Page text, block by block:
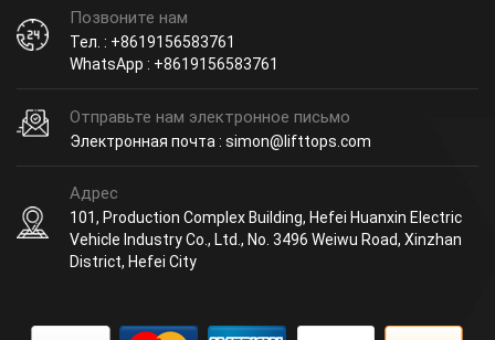
Позвоните нам
Тел. : +8619156583761
WhatsApp : +8619156583761
Отправьте нам электронное письмо
Электронная почта : simon@lifttops.com
Адрес
101, Production Complex Building, Hefei Huanxin Electric
Vehicle Industry Co., Ltd., No. 3496 Weiwu Road, Xinzhan
District, Hefei City